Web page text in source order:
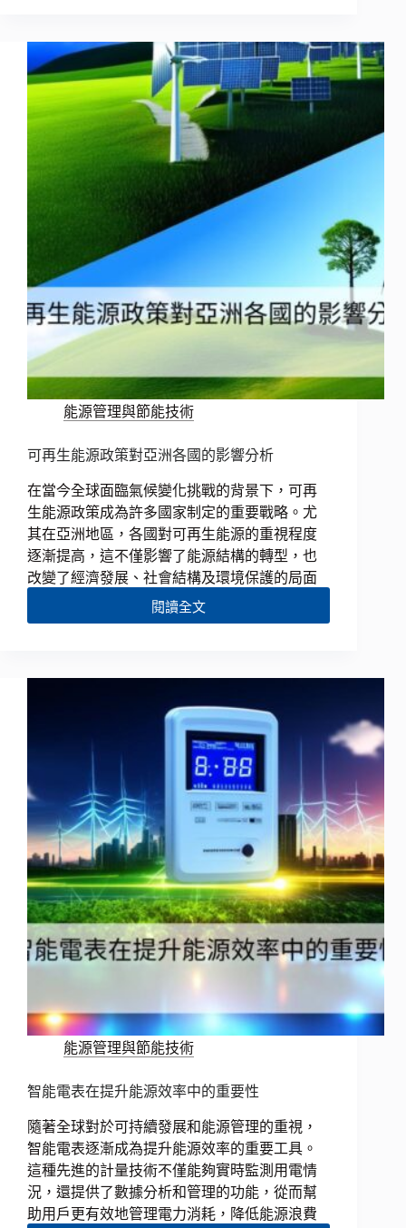
能源管理與節能技術
可再生能源政策對亞洲各國的影響分析
在當今全球面臨氣候變化挑戰的背景下，可再
生能源政策成為許多國家制定的重要戰略。尤
其在亞洲地區，各國對可再生能源的重視程度
逐漸提高，這不僅影響了能源結構的轉型，也
改變了經濟發展、社會結構及環境保護的局面
閱讀全文
能源管理與節能技術
智能電表在提升能源效率中的重要性
隨著全球對於可持續發展和能源管理的重視，
智能電表逐漸成為提升能源效率的重要工具。
這種先進的計量技術不僅能夠實時監測用電情
況，還提供了數據分析和管理的功能，從而幫
助用戶更有效地管理電力消耗，降低能源浪費